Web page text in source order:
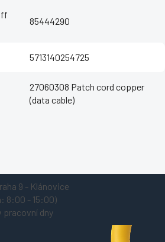
85444290
5713140254725
27060308 Patch cord copper
(data cable)
9 - Klánovice
8:00 - 15:00)
pracovní dny